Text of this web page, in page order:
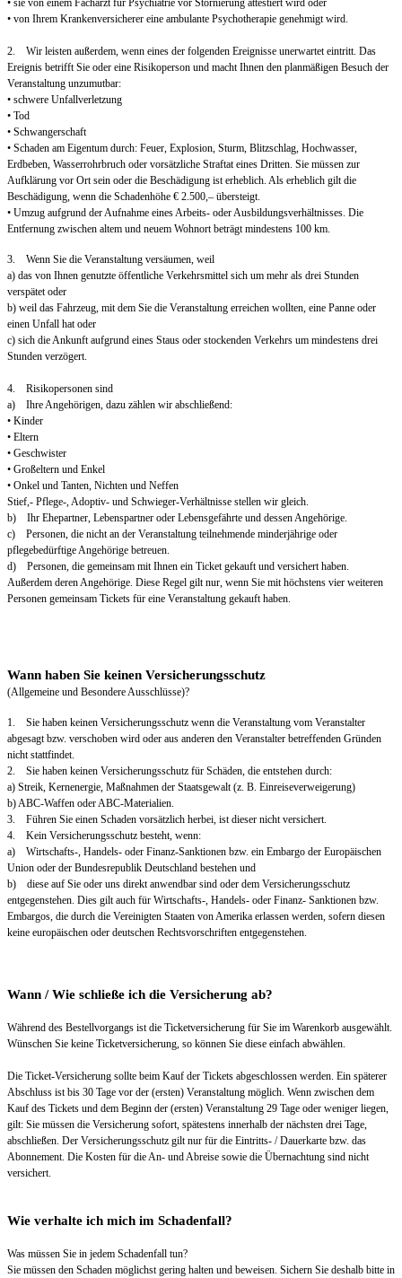
• sie von einem Facharzt für Psychiatrie vor Stornierung attestiert wird oder
• von Ihrem Krankenversicherer eine ambulante Psychotherapie genehmigt wird.
2. Wir leisten außerdem, wenn eines der folgenden Ereignisse unerwartet eintritt. Das
Ereignis betrifft Sie oder eine Risikoperson und macht Ihnen den planmäßigen Besuch der
Veranstaltung unzumutbar:
• schwere Unfallverletzung
• Tod
• Schwangerschaft
• Schaden am Eigentum durch: Feuer, Explosion, Sturm, Blitzschlag, Hochwasser,
Erdbeben, Wasserrohrbruch oder vorsätzliche Straftat eines Dritten. Sie müssen zur
Aufklärung vor Ort sein oder die Beschädigung ist erheblich. Als erheblich gilt die
Beschädigung, wenn die Schadenhöhe € 2.500,– übersteigt.
• Umzug aufgrund der Aufnahme eines Arbeits- oder Ausbildungsverhältnisses. Die
Entfernung zwischen altem und neuem Wohnort beträgt mindestens 100 km.
3. Wenn Sie die Veranstaltung versäumen, weil
a) das von Ihnen genutzte öffentliche Verkehrsmittel sich um mehr als drei Stunden
verspätet oder
b) weil das Fahrzeug, mit dem Sie die Veranstaltung erreichen wollten, eine Panne oder
einen Unfall hat oder
c) sich die Ankunft aufgrund eines Staus oder stockenden Verkehrs um mindestens drei
Stunden verzögert.
4. Risikopersonen sind
a) Ihre Angehörigen, dazu zählen wir abschließend:
• Kinder
• Eltern
• Geschwister
• Großeltern und Enkel
• Onkel und Tanten, Nichten und Neffen
Stief,- Pflege-, Adoptiv- und Schwieger-Verhältnisse stellen wir gleich.
b) Ihr Ehepartner, Lebenspartner oder Lebensgefährte und dessen Angehörige.
c) Personen, die nicht an der Veranstaltung teilnehmende minderjährige oder
pflegebedürftige Angehörige betreuen.
d) Personen, die gemeinsam mit Ihnen ein Ticket gekauft und versichert haben.
Außerdem deren Angehörige. Diese Regel gilt nur, wenn Sie mit höchstens vier weiteren
Personen gemeinsam Tickets für eine Veranstaltung gekauft haben.
Wann haben Sie keinen Versicherungsschutz
(Allgemeine und Besondere Ausschlüsse)?
1. Sie haben keinen Versicherungsschutz wenn die Veranstaltung vom Veranstalter
abgesagt bzw. verschoben wird oder aus anderen den Veranstalter betreffenden Gründen
nicht stattfindet.
2. Sie haben keinen Versicherungsschutz für Schäden, die entstehen durch:
a) Streik, Kernenergie, Maßnahmen der Staatsgewalt (z. B. Einreiseverweigerung)
b) ABC-Waffen oder ABC-Materialien.
3. Führen Sie einen Schaden vorsätzlich herbei, ist dieser nicht versichert.
4. Kein Versicherungsschutz besteht, wenn:
a) Wirtschafts-, Handels- oder Finanz-Sanktionen bzw. ein Embargo der Europäischen
Union oder der Bundesrepublik Deutschland bestehen und
b) diese auf Sie oder uns direkt anwendbar sind oder dem Versicherungsschutz
entgegenstehen. Dies gilt auch für Wirtschafts-, Handels- oder Finanz- Sanktionen bzw.
Embargos, die durch die Vereinigten Staaten von Amerika erlassen werden, sofern diesen
keine europäischen oder deutschen Rechtsvorschriften entgegenstehen.
Wann / Wie schließe ich die Versicherung ab?
Während des Bestellvorgangs ist die Ticketversicherung für Sie im Warenkorb ausgewählt.
Wünschen Sie keine Ticketversicherung, so können Sie diese einfach abwählen.
Die Ticket-Versicherung sollte beim Kauf der Tickets abgeschlossen werden. Ein späterer
Abschluss ist bis 30 Tage vor der (ersten) Veranstaltung möglich. Wenn zwischen dem
Kauf des Tickets und dem Beginn der (ersten) Veranstaltung 29 Tage oder weniger liegen,
gilt: Sie müssen die Versicherung sofort, spätestens innerhalb der nächsten drei Tage,
abschließen. Der Versicherungsschutz gilt nur für die Eintritts- / Dauerkarte bzw. das
Abonnement. Die Kosten für die An- und Abreise sowie die Übernachtung sind nicht
versichert.
Wie verhalte ich mich im Schadenfall?
Was müssen Sie in jedem Schadenfall tun?
Sie müssen den Schaden möglichst gering halten und beweisen. Sichern Sie deshalb bitte in